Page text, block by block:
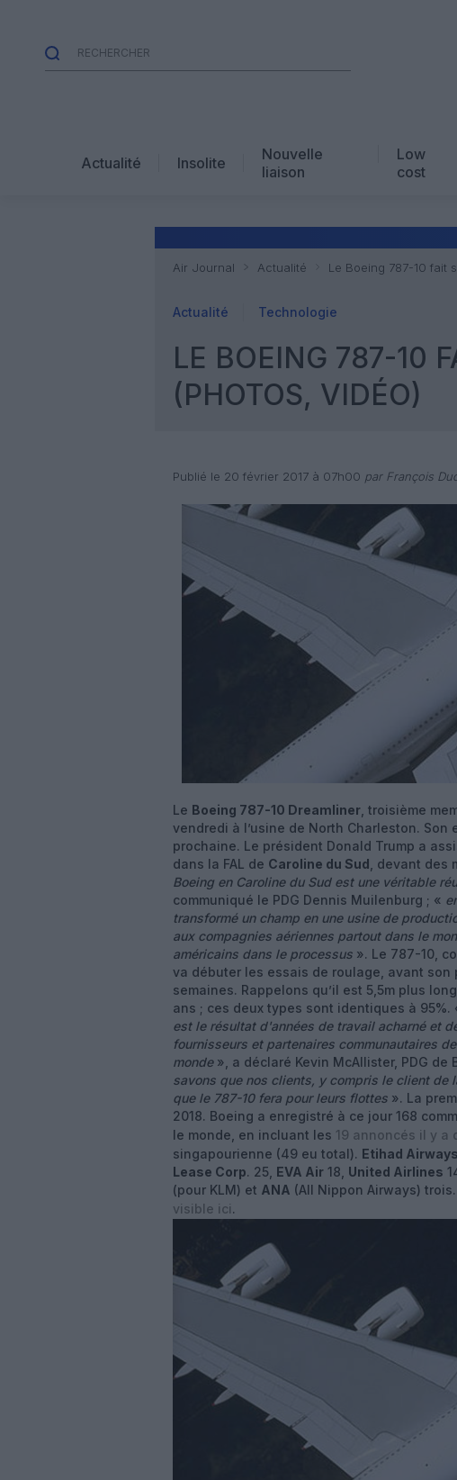
Actualité Insolite
Nouvelle
liaison
Low
cost
Air Journal Actualité Le Boeing 787-10 fait
Actualité Technologie
LE BOEING 787-10
(PHOTOS, VIDÉO)
Publié le 20 février 2017 à 07h00 par François
Le Boeing 787-10 Dreamliner , troisième
vendredi à l’usine de North Charleston. Son
prochaine. Le président Donald Trump a
dans la FAL de Caroline du Sud , devant des
Boeing en Caroline du Sud est une véritable
communiqué le PDG Dennis Muilenburg ; «
transformé un champ en une usine de
aux compagnies aériennes partout dans le
américains dans le processus ». Le 787-10,
va débuter les essais de roulage, avant
semaines. Rappelons qu’il est 5,5m plus
ans ; ces deux types sont identiques à 95%.
est le résultat d'années de travail acharné et
fournisseurs et partenaires communautaires
monde», a déclaré Kevin McAllister, PDG de
savons que nos clients, y compris le client de
que le 787-10 fera pour leurs flottes ». La
2018. Boeing a enregistré à ce jour 168
le monde, en incluant les 19 annoncés il y a
singapourienne (49 eu total). Etihad Airways
Lease Corp. 25, EVA Air 18, United Airlines
(pour KLM) et ANA (All Nippon Airways)
visible ici.